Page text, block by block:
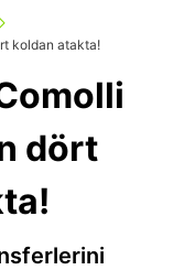
koldan atakta!
dört